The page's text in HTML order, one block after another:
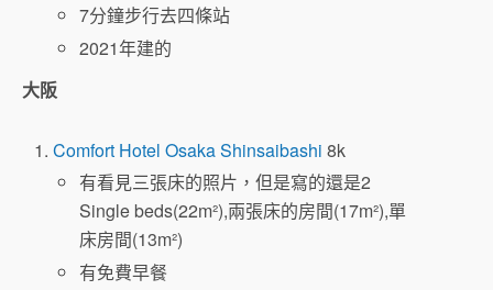
7分鐘步行去四條站
2021年建的
大阪
Comfort Hotel Osaka Shinsaibashi 8k
有看見三張床的照片，但是寫的還是2
Single beds(22m²),兩張床的房間(17m²),單
床房間(13m²)
有免費早餐